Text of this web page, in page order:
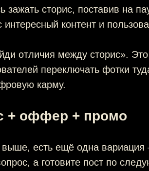
зажать сторис, поставив на
интересный контент и
отличия между сторис».
переключать фотки
карму.
+ оффер + промо
выше, есть ещё одна
а готовите пост по